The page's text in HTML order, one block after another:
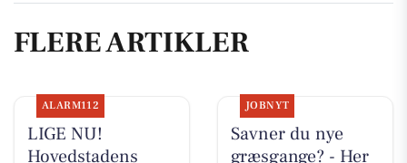
FLERE ARTIKLER
ALARM112
LIGE NU!
Hovedstadens
JOBNYT
Savner du nye
græsgange? - Her